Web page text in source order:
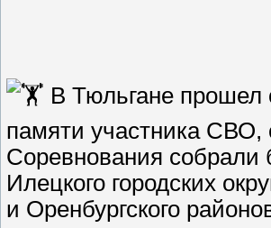
В Тюльгане прошел
памяти участника СВО,
Соревнования собрали
Илецкого городских
и Оренбургского